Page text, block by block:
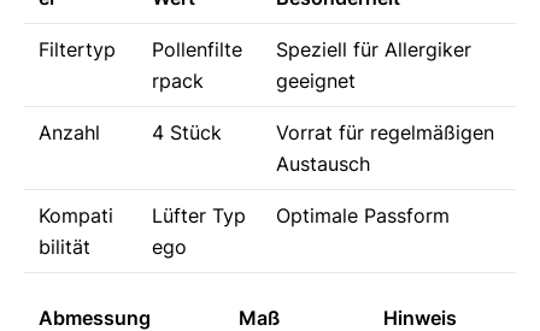
Filtertyp
Pollenfilte
rpack
Speziell für Allergiker
geeignet
Anzahl 4 Stück
Vorrat für regelmäßigen
Austausch
Kompati
bilität
Lüfter Typ
ego
Optimale Passform
Abmessung Maß Hinweis